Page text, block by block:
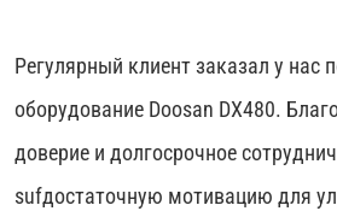
Регулярный клиент заказал у нас
оборудование Doosan DX480.
доверие и долгосрочное
sufдостаточную мотивацию для